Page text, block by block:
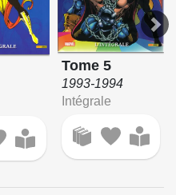
Tome 5
1993-1994
Intégrale